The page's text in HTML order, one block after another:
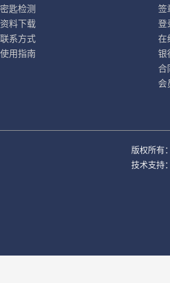
密匙检测
资料下载
联系方式
使用指南
签
登
在
银
合
会
版权所有
技术支持